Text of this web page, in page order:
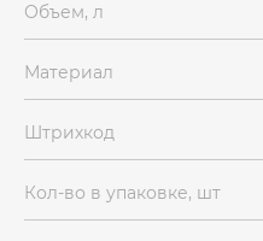
Объем, л
Материал
Штрихкод
Кол-во в упаковке, шт